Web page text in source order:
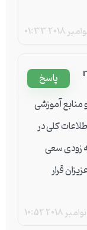
01:33
10:52
آموزشی
کلی در
زودی سعی
قرار
پاسخ